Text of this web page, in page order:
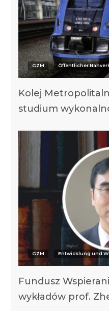
GZM Öffentlicher
Kolej
studium
GZM Entwicklung und
Fundusz
wykładów prof.